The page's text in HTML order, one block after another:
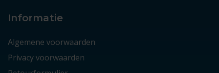
Informatie
Algemene voorwaarden
Privacy voorwaarden